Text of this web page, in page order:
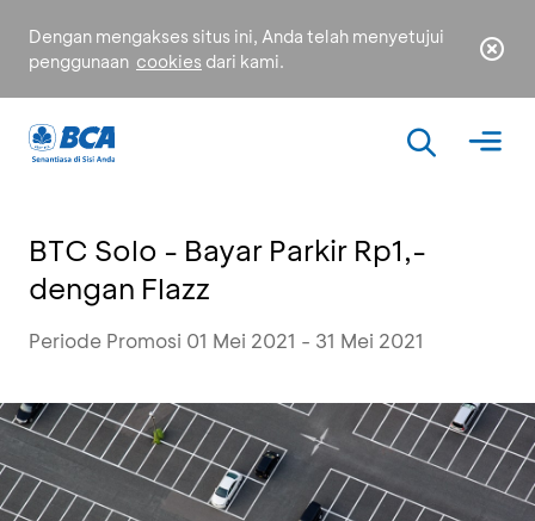
Dengan mengakses situs ini, Anda telah menyetujui
penggunaan cookies dari kami.
BTC Solo - Bayar Parkir Rp1,-
dengan Flazz
Periode Promosi 01 Mei 2021 - 31 Mei 2021